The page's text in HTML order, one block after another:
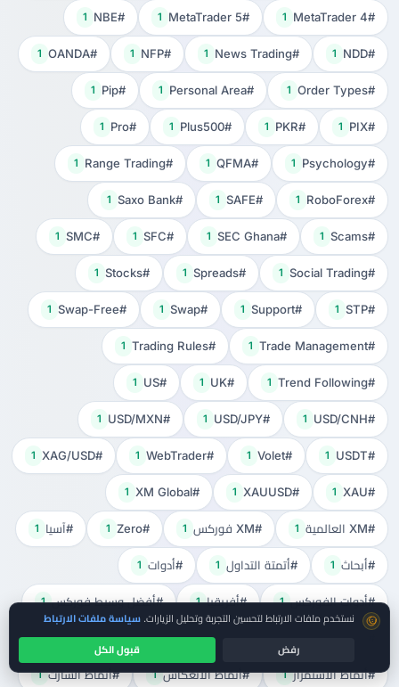
#MetaTrader 4
1
#MetaTrader 5
1
#NBE
1
#NDD
1
#News Trading
1
#NFP
1
#OANDA
1
#Order Types
1
#Personal Area
1
#Pip
1
#PIX
1
#PKR
1
#Plus500
1
#Pro
1
#Psychology
1
#QFMA
1
#Range Trading
1
#RoboForex
1
#SAFE
1
#Saxo Bank
1
#Scams
1
#SEC Ghana
1
#SFC
1
#SMC
1
#Social Trading
1
#Spreads
1
#Stocks
1
#STP
1
#Support
1
#Swap
1
#Swap-Free
1
#Trade Management
1
#Trading Rules
1
#Trend Following
1
#UK
1
#US
1
#USD/CNH
1
#USD/JPY
1
#USD/MXN
1
#USDT
1
#Volet
1
#WebTrader
1
#XAG/USD
1
#XAU
1
#XAUUSD
1
#XM Global
1
#XM العالمية 1 #XM فوركس 1
#Zero
1 #آسيا 1
#أبحاث 1 #أتمتة التداول 1 #أدوات 1
#أدوات الفوركس 1 #أفريقيا 1 #أفضل وسيط فوركس 1
#أمريكا 1 #أنظمة 1
#أنماط الاستمرار 1 #أنماط الانعكاس 1 #أنماط الشارت 1
موافقة ملفات تعريف الارتباط
نستخدم ملفات الارتباط لتحسين التجربة وتحليل الزيارات. سياسة ملفات الارتباط
رفض قبول الكل
قارن التكلفة الحقيقية
سبريد + عمولة + سواب